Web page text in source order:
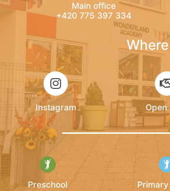
Main office
+420 775 397 334
Instagram Open
Preschool